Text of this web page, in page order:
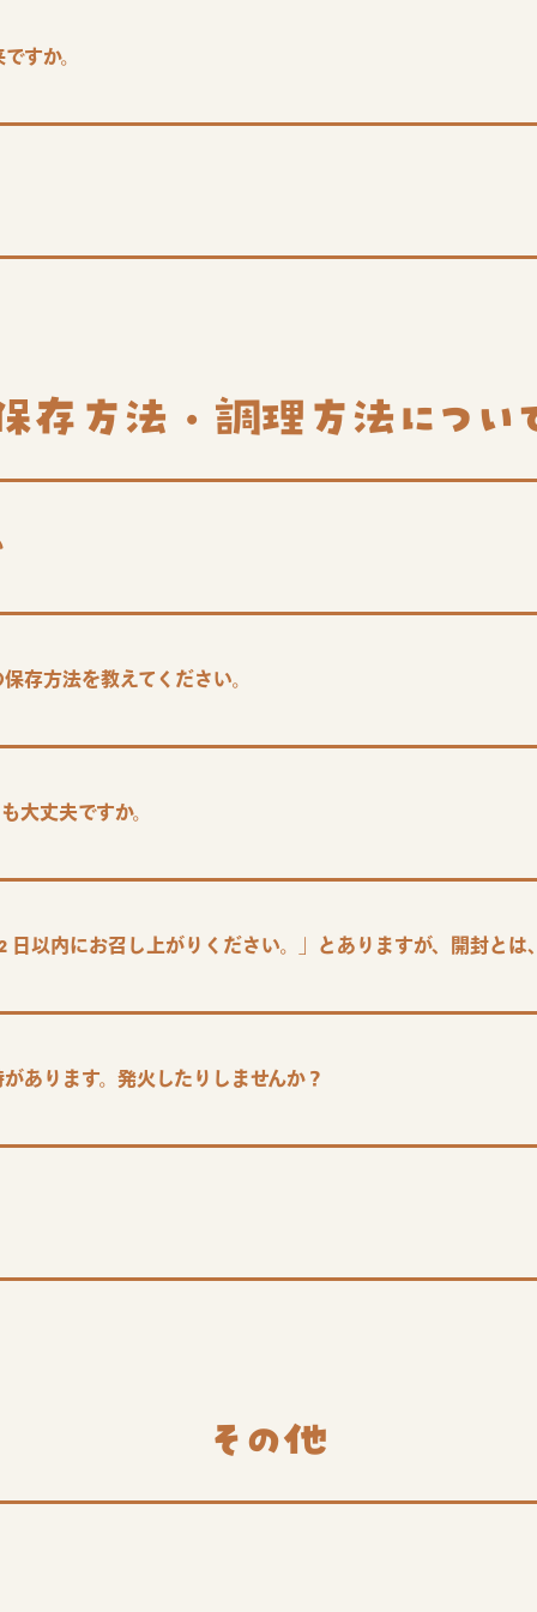
すか。
存方法・調理方法 につい
存方法を教えてください。
大丈夫ですか。
以内にお召し上がりください。」とありますが、開封とは
あります。発火したりしませんか？
その他